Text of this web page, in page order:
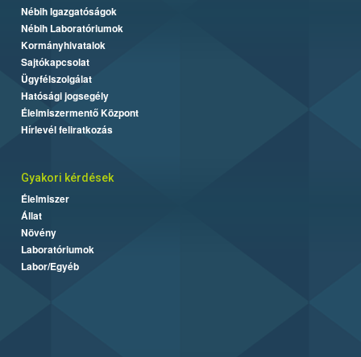
Nébih Igazgatóságok
Nébih Laboratóriumok
Kormányhivatalok
Sajtókapcsolat
Ügyfélszolgálat
Hatósági jogsegély
Élelmiszermentő Központ
Hírlevél feliratkozás
Gyakori kérdések
Élelmiszer
Állat
Növény
Laboratóriumok
Labor/Egyéb